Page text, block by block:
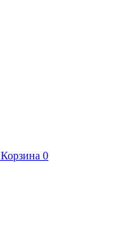
Корзина 0